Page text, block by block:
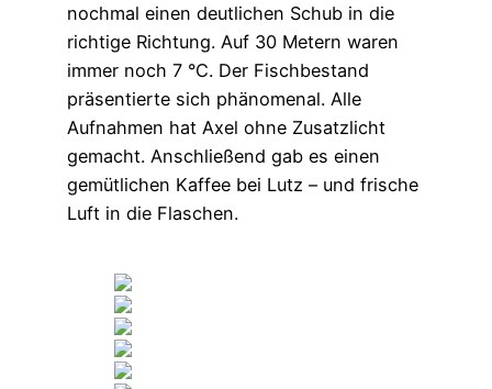
nochmal einen deutlichen Schub in die
richtige Richtung. Auf 30 Metern waren
immer noch 7 °C. Der Fischbestand
präsentierte sich phänomenal. Alle
Aufnahmen hat Axel ohne Zusatzlicht
gemacht. Anschließend gab es einen
gemütlichen Kaffee bei Lutz – und frische
Luft in die Flaschen.